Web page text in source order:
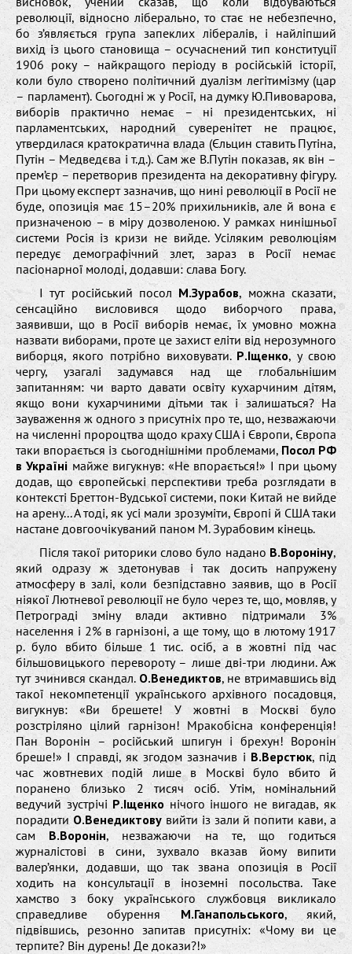
революції, відносно ліберально, то стає не небезпечно,
бо з’являється група запеклих лібералів, і найліпший
вихід із цього становища – осучаснений тип конституції
1906 року – найкращого періоду в російській історії,
коли було створено політичний дуалізм легітимізму (цар
– парламент). Сьогодні ж у Росії, на думку Ю.Пивоварова,
виборів практично немає – ні президентських, ні
парламентських, народний суверенітет не працює,
утвердилася кратократична влада (Єльцин ставить Путіна,
Путін – Медведєва і т.д.). Сам же В.Путін показав, як він –
прем’єр – перетворив президента на декоративну фігуру.
При цьому експерт зазначив, що нині революції в Росії не
буде, опозиція має 15–20% прихильників, але й вона є
призначеною – в міру дозволеною. У рамках нинішньої
системи Росія із кризи не вийде. Усіляким революціям
передує демографічний злет, зараз в Росії немає
пасіонарної молоді, додавши: слава Богу.
І тут російський посол М.Зурабов, можна сказати,
сенсаційно висловився щодо виборчого права,
заявивши, що в Росії виборів немає, їх умовно можна
назвати виборами, проте це захист еліти від нерозумного
виборця, якого потрібно виховувати. Р.Іщенко, у свою
чергу, узагалі задумався над ще глобальнішим
запитанням: чи варто давати освіту кухарчиним дітям,
якщо вони кухарчиними дітьми так і залишаться? На
зауваження ж одного з присутніх про те, що, незважаючи
на численні пророцтва щодо краху США і Європи, Європа
таки впорається із сьогоднішніми проблемами, Посол РФ
в Україні майже вигукнув: «Не впорається!» І при цьому
додав, що європейські перспективи треба розглядати в
контексті Бреттон-Вудської системи, поки Китай не вийде
на арену... А тоді, як усі мали зрозуміти, Європі й США таки
настане довгоочікуваний паном М. Зурабовим кінець.
Після такої риторики слово було надано В.Вороніну,
який одразу ж здетонував і так досить напружену
атмосферу в залі, коли безпідставно заявив, що в Росії
ніякої Лютневої революції не було через те, що, мовляв, у
Петрограді зміну влади активно підтримали 3%
населення і 2% в гарнізоні, а ще тому, що в лютому 1917
р. було вбито більше 1 тис. осіб, а в жовтні під час
більшовицького перевороту – лише дві-три людини. Аж
тут зчинився скандал. О.Венедиктов, не втримавшись від
такої некомпетенції українського архівного посадовця,
вигукнув: «Ви брешете! У жовтні в Москві було
розстріляно цілий гарнізон! Мракобісна конференція!
Пан Воронін – російський шпигун і брехун! Воронін
бреше!» І справді, як згодом зазначив і В.Верстюк, під
час жовтневих подій лише в Москві було вбито й
поранено близько 2 тисяч осіб. Утім, номінальний
ведучий зустрічі Р.Іщенко нічого іншого не вигадав, як
порадитиО.Венедиктовувийти із зали й попити кави, а
сам В.Воронін, незважаючи на те, що годиться
журналістові в сини, зухвало вказав йому випити
валер’янки, додавши, що так звана опозиція в Росії
ходить на консультації в іноземні посольства. Таке
хамство з боку українського службовця викликало
справедливе обурення М.Ганапольського, який,
підвівшись, резонно запитав присутніх: «Чому ви це
терпите? Він дурень! Де докази?!»